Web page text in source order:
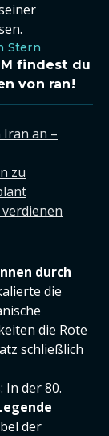
Stern
findest du
von ran!
Iran an –
zu
durch
die
die Rote
schließlich
In der 80.
der